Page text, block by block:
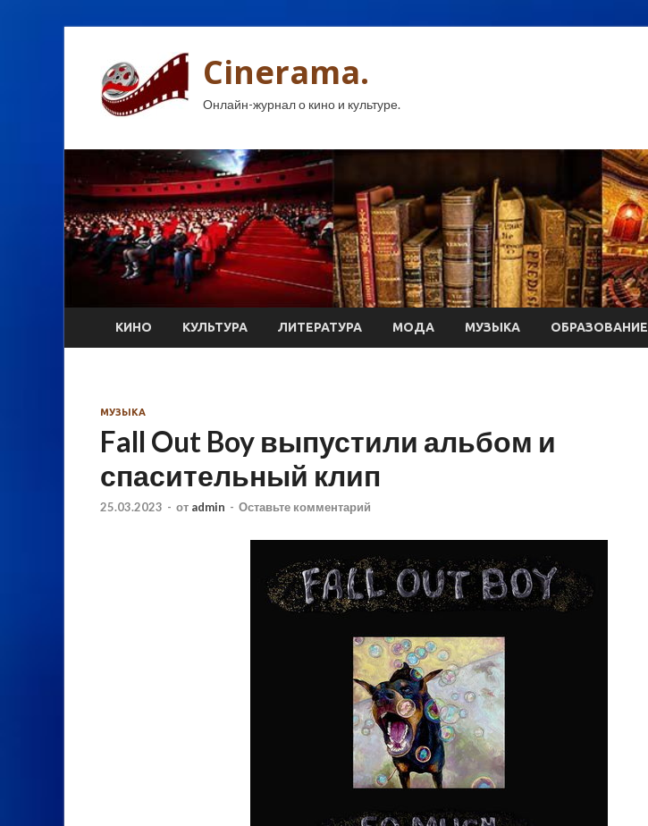
Cinerama.
Онлайн-журнал о кино и культуре.
КИНО КУЛЬТУРА ЛИТЕРАТУРА МОДА МУЗЫКА ОБРАЗОВАНИЕ
МУЗЫКА
Fall Out Boy выпустили альбом и
спасительный клип
25.03.2023 - от admin - Оставьте комментарий